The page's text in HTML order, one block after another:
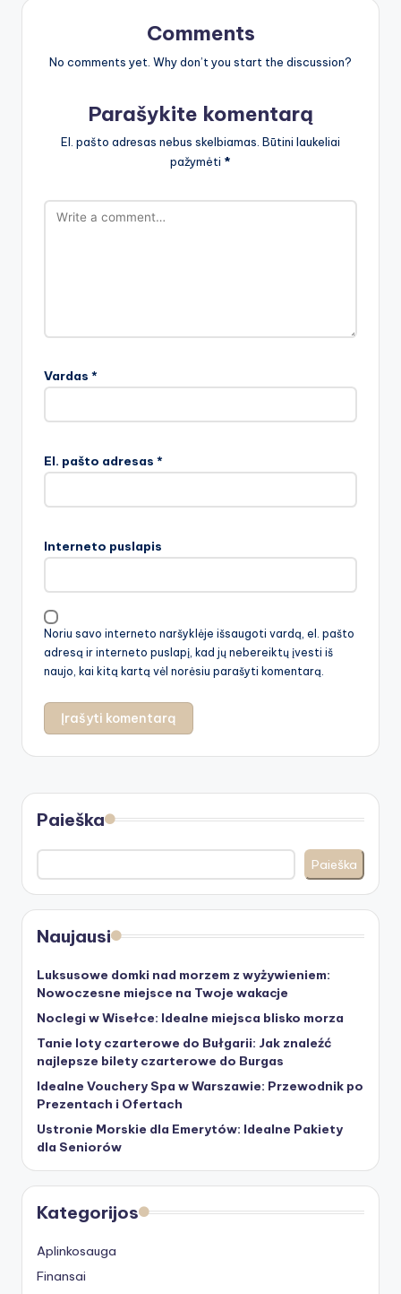
Comments
No comments yet. Why don’t you start the discussion?
Parašykite komentarą
El. pašto adresas nebus skelbiamas. Būtini laukeliai
pažymėti *
Vardas *
El. pašto adresas *
Interneto puslapis
Noriu savo interneto naršyklėje išsaugoti vardą, el. pašto
adresą ir interneto puslapį, kad jų nebereiktų įvesti iš
naujo, kai kitą kartą vėl norėsiu parašyti komentarą.
Paieška
Paieška
Naujausi
Luksusowe domki nad morzem z wyżywieniem:
Nowoczesne miejsce na Twoje wakacje
Noclegi w Wisełce: Idealne miejsca blisko morza
Tanie loty czarterowe do Bułgarii: Jak znaleźć
najlepsze bilety czarterowe do Burgas
Idealne Vouchery Spa w Warszawie: Przewodnik po
Prezentach i Ofertach
Ustronie Morskie dla Emerytów: Idealne Pakiety
dla Seniorów
Kategorijos
Aplinkosauga
Finansai